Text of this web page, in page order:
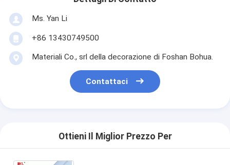
Ms. Yan Li
+86 13430749500
Materiali Co., srl della decorazione di Foshan Bohua.
Contattaci
Ottieni Il Miglior Prezzo Per